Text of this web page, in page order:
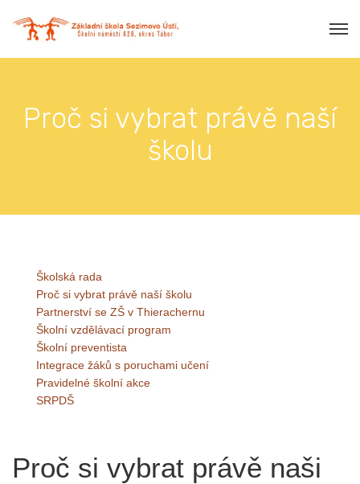
Proč si vybrat právě naší
školu
Školská rada
Proč si vybrat právě naší školu
Partnerství se ZŠ v Thierachernu
Školní vzdělávací program
Školní preventista
Integrace žáků s poruchami učení
Pravidelné školní akce
SRPDŠ
Proč si vybrat právě naši